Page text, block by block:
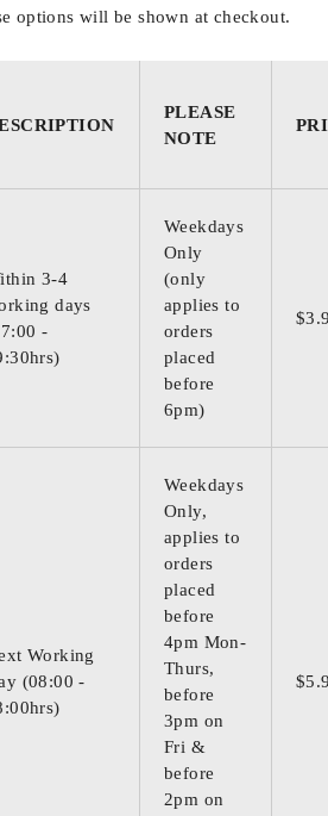
floralen Design schenkst du etwas
macht.
options will be shown at checkout.
PLEASE
NOTE
3-4
days
-
Weekdays
Only
(only
applies to
orders
placed
before
6pm)
Working
(08:00 -
Weekdays
Only,
applies to
orders
placed
before
4pm Mon-
Thurs,
before
3pm on
Fri &
before
2pm on